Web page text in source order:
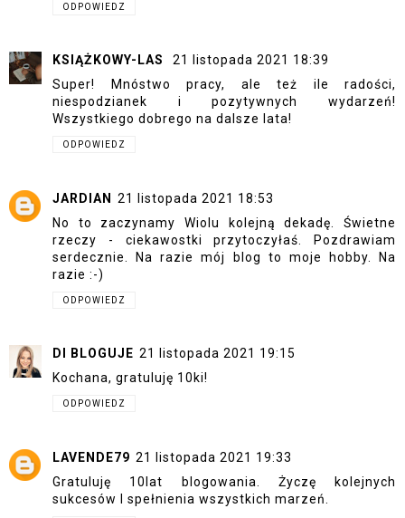
ODPOWIEDZ
KSIĄŻKOWY-LAS
21 listopada 2021 18:39
Super! Mnóstwo pracy, ale też ile radości,
niespodzianek i pozytywnych wydarzeń!
Wszystkiego dobrego na dalsze lata!
ODPOWIEDZ
JARDIAN
21 listopada 2021 18:53
No to zaczynamy Wiolu kolejną dekadę. Świetne
rzeczy - ciekawostki przytoczyłaś. Pozdrawiam
serdecznie. Na razie mój blog to moje hobby. Na
razie :-)
ODPOWIEDZ
DI BLOGUJE 21 listopada 2021 19:15
Kochana, gratuluję 10ki!
ODPOWIEDZ
LAVENDE79 21 listopada 2021 19:33
Gratuluję 10lat blogowania. Życzę kolejnych
sukcesów I spełnienia wszystkich marzeń.